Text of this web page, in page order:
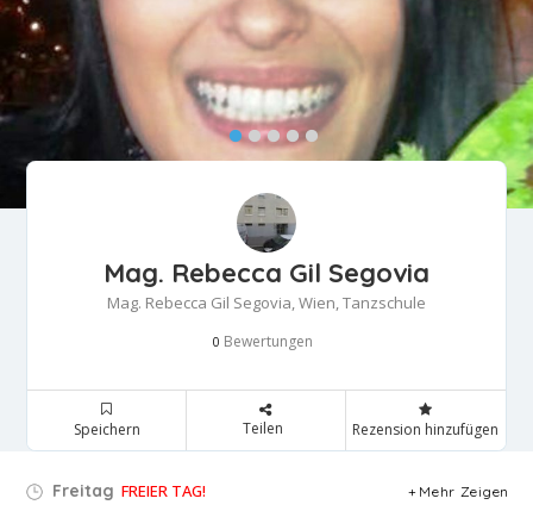
Mag. Rebecca Gil Segovia
Mag. Rebecca Gil Segovia, Wien, Tanzschule
0 Bewertungen
Speichern Teilen Rezension hinzufügen
Freitag FREIER TAG! Mehr Zeigen